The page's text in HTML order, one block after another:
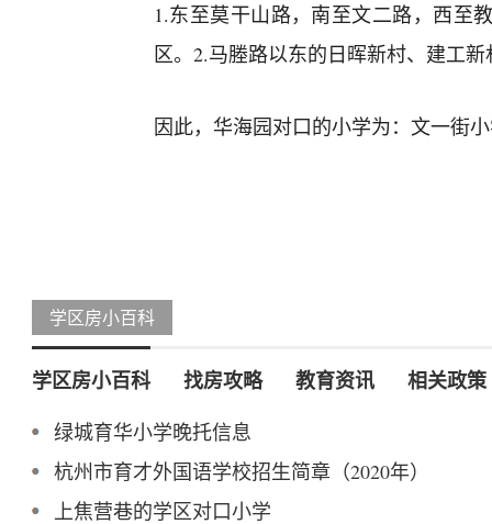
1.东至莫干山路，南至文二路，西至
区。2.马塍路以东的日晖新村、建工
因此，华海园对口的小学为：文一街
学区房小百科
学区房小百科 找房攻略 教育资讯 相关政策
绿城育华小学晚托信息
杭州市育才外国语学校招生简章（2020年）
上焦营巷的学区对口小学